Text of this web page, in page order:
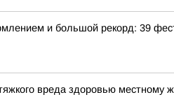
и большой рекорд: 39
вреда здоровью местному